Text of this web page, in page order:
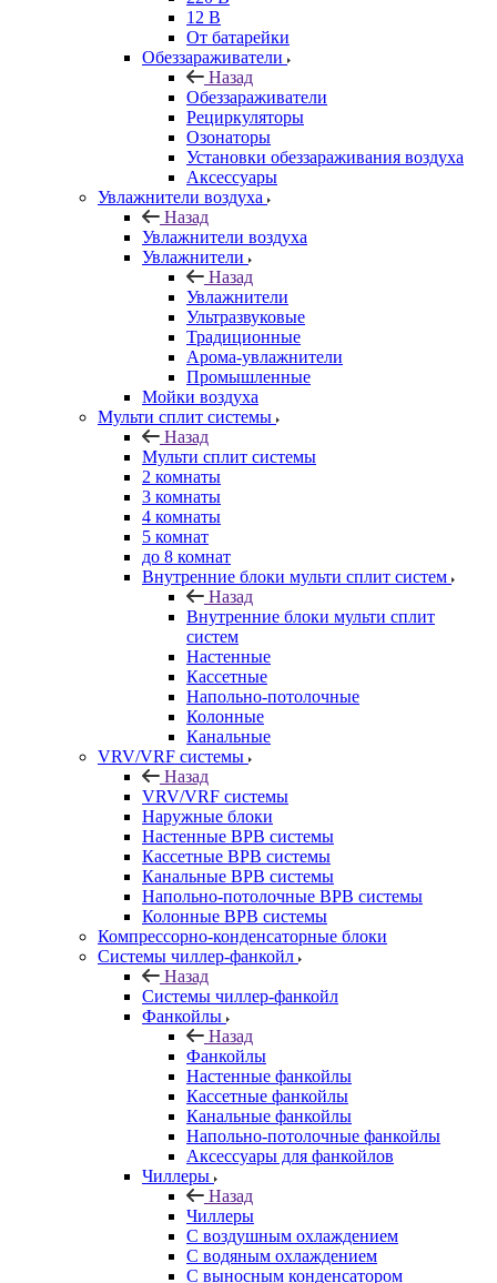
12 В
От батарейки
Обеззараживатели
Назад
Обеззараживатели
Рециркуляторы
Озонаторы
Установки обеззараживания воздуха
Аксессуары
Увлажнители воздуха
Назад
Увлажнители воздуха
Увлажнители
Назад
Увлажнители
Ультразвуковые
Традиционные
Арома-увлажнители
Промышленные
Мойки воздуха
Мульти сплит системы
Назад
Мульти сплит системы
2 комнаты
3 комнаты
4 комнаты
5 комнат
до 8 комнат
Внутренние блоки мульти сплит систем
Назад
Внутренние блоки мульти сплит
систем
Настенные
Кассетные
Напольно-потолочные
Колонные
Канальные
VRV/VRF системы
Назад
VRV/VRF системы
Наружные блоки
Настенные ВРВ системы
Кассетные ВРВ системы
Канальные ВРВ системы
Напольно-потолочные ВРВ системы
Колонные ВРВ системы
Компрессорно-конденсаторные блоки
Системы чиллер-фанкойл
Назад
Системы чиллер-фанкойл
Фанкойлы
Назад
Фанкойлы
Настенные фанкойлы
Кассетные фанкойлы
Канальные фанкойлы
Напольно-потолочные фанкойлы
Аксессуары для фанкойлов
Чиллеры
Назад
Чиллеры
С воздушным охлаждением
С водяным охлаждением
С выносным конденсатором